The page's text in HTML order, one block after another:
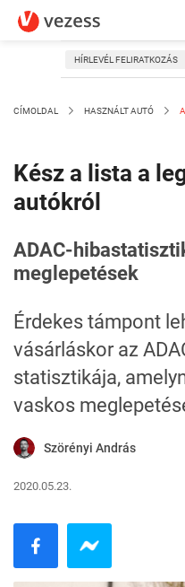
HÍRLEVÉL FELIRATKOZÁS
CÍMOLDAL HASZNÁLT AUTÓ
Kész a lista a
autókról
ADAC-
meglepetések
Érdekes támpont
vásárláskor az
statisztikája,
vaskos
Szörényi András
2020.05.23.